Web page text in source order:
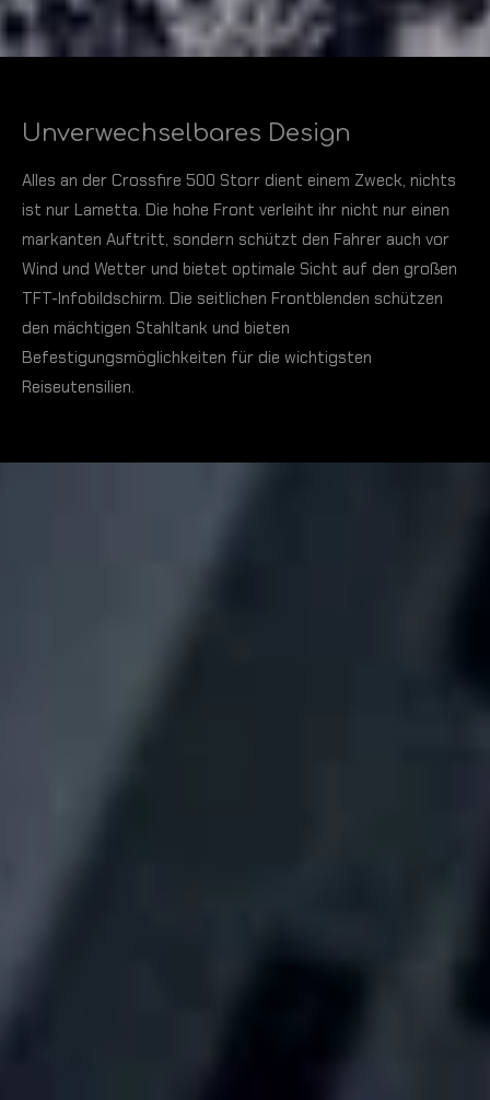
Unverwechselbares Design
Alles an der Crossfire 500 Storr dient einem Zweck, nichts
ist nur Lametta. Die hohe Front verleiht ihr nicht nur einen
markanten Auftritt, sondern schützt den Fahrer auch vor
Wind und Wetter und bietet optimale Sicht auf den großen
TFT-Infobildschirm. Die seitlichen Frontblenden schützen
den mächtigen Stahltank und bieten
Befestigungsmöglichkeiten für die wichtigsten
Reiseutensilien.